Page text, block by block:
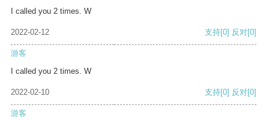
I called you 2 times. W
2022-02-12 支持[0] 反对[0]
游客
I called you 2 times. W
2022-02-10 支持[0] 反对[0]
游客